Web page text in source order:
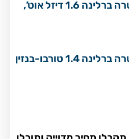
מדחס מזגן אופל אסטרה ברלינה 1.6 דיזל אוט’,
מדחס מזגן אופל אסטרה ברלינה 1.4 טורבו-בנזין